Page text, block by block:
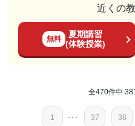
その他
目的の達成理由
う一度定着させ、苦手科目
授業をそこまで受けないまま
することが出来ない。雰囲気
ていた。
利用詳細
2018年8月〜2018年8月(1
料金
個人なので集団のところよ
ので他のところより安い印象
週何回かと選べるのは学年が
たら減らしたりできるのでと
近くの
無料
夏期講習
(体験授業)
全470件中
1 ･･･ 37 38